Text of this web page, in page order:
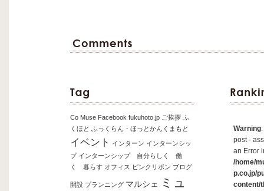
Co Muse Facebook fukuhoto.jp ご挨拶 ふ
くほと ふっくらん・ほっとかんくまもと
イベント インターン インターンシッ
プ インターンシップ 自分らしく 働
く 暮らす オフィス ピンクリボン ブログ
開設 プランニング マルシェ
ミュ
Warning
post -
an Error
/home/
p.co.jp/
content/